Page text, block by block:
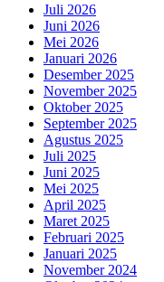
Juli 2026
Juni 2026
Mei 2026
Januari 2026
Desember 2025
November 2025
Oktober 2025
September 2025
Agustus 2025
Juli 2025
Juni 2025
Mei 2025
April 2025
Maret 2025
Februari 2025
Januari 2025
November 2024